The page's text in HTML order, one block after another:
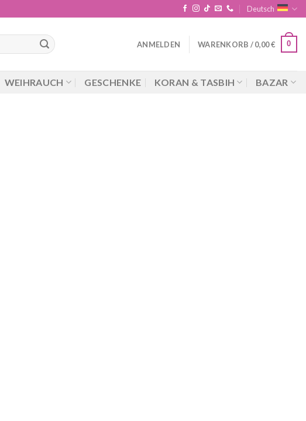
Deutsch
ANMELDEN WARENKORB /0,00€ 0
WEIHRAUCH GESCHENKE KORAN & TASBIH BAZAR